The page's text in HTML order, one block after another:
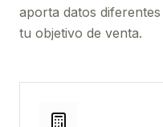
aporta datos
tu objetivo de venta.